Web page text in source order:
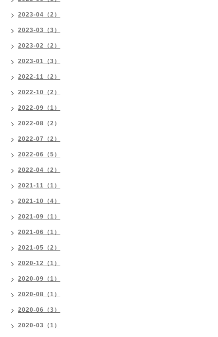
2023-04（2）
2023-03（3）
2023-02（2）
2023-01（3）
2022-11（2）
2022-10（2）
2022-09（1）
2022-08（2）
2022-07（2）
2022-06（5）
2022-04（2）
2021-11（1）
2021-10（4）
2021-09（1）
2021-06（1）
2021-05（2）
2020-12（1）
2020-09（1）
2020-08（1）
2020-06（3）
2020-03（1）